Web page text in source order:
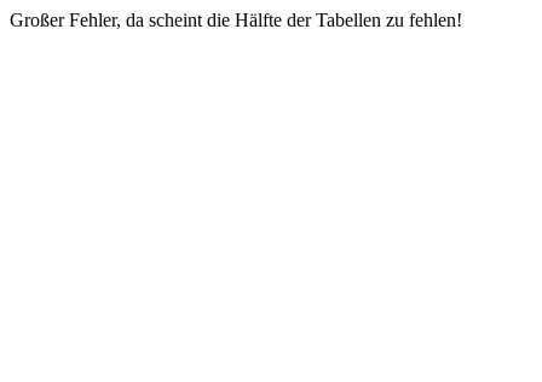
Großer Fehler, da scheint die Hälfte der Tabellen zu fehlen!